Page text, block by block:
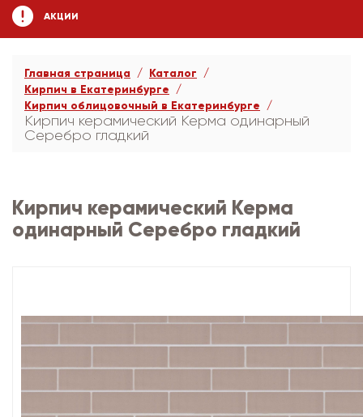
АКЦИИ
Главная страница
Каталог
Кирпич в Екатеринбурге
Кирпич облицовочный в Екатеринбурге
Кирпич керамический Керма одинарный
Серебро гладкий
Кирпич керамический Керма
одинарный Серебро гладкий